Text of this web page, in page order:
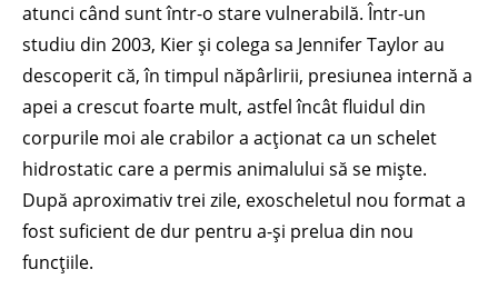
atunci când sunt într-o stare vulnerabilă. Într-un
studiu din 2003, Kier și colega sa Jennifer Taylor au
descoperit că, în timpul năpârlirii, presiunea internă a
apei a crescut foarte mult, astfel încât fluidul din
corpurile moi ale crabilor a acționat ca un schelet
hidrostatic care a permis animalului să se miște.
După aproximativ trei zile, exoscheletul nou format a
fost suficient de dur pentru a-și prelua din nou
funcțiile.